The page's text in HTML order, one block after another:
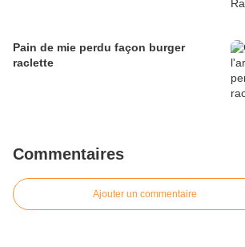
Pain de mie perdu façon burger
raclette
Commentaires
Ajouter un commentaire